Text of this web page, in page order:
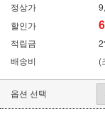
정상가
할인가
적립금
배송비
(
옵션 선택